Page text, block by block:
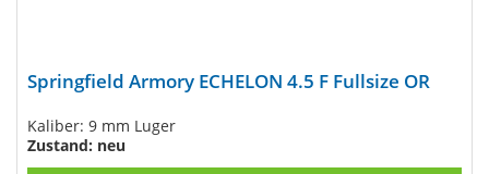
Springfield Armory ECHELON 4.5 F Fullsize OR
Kaliber: 9 mm Luger
Zustand: neu